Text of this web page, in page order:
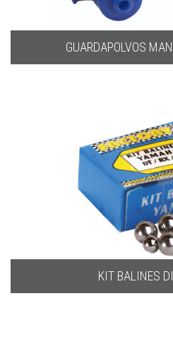
GUARDAPOLVOS
KIT BALINES